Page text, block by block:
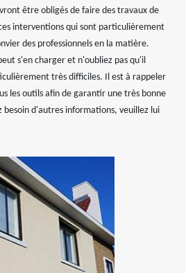
être obligés de faire des travaux de
interventions qui sont particulièrement
des professionnels en la matière.
s'en charger et n'oubliez pas qu'il
très difficiles. Il est à rappeler
les outils afin de garantir une très bonne
besoin d'autres informations, veuillez lui